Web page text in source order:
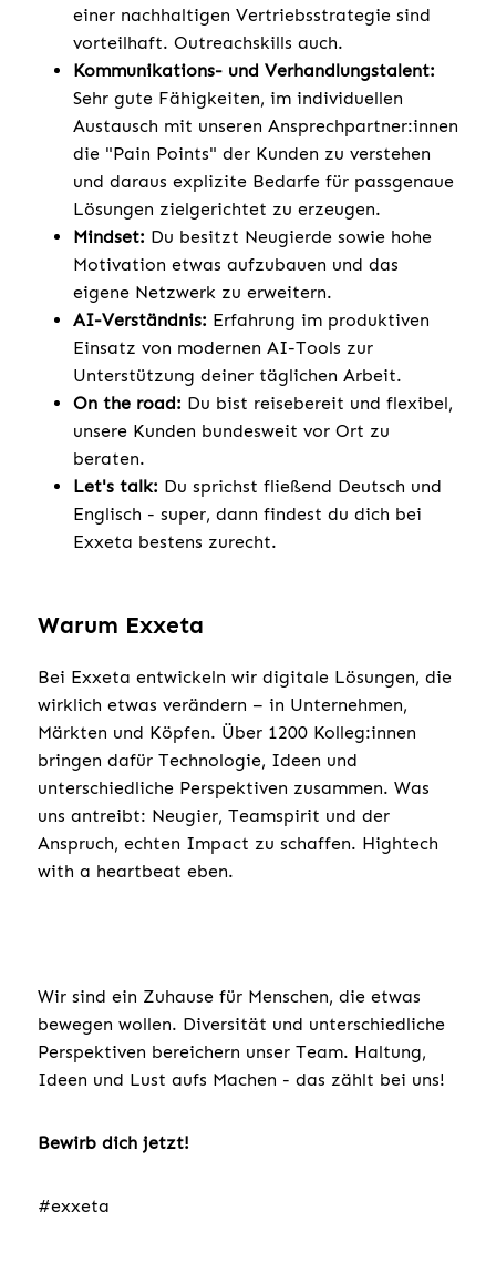
einer nachhaltigen Vertriebsstrategie sind
vorteilhaft. Outreachskills auch.
Kommunikations- und Verhandlungstalent:
Sehr gute Fähigkeiten, im individuellen
Austausch mit unseren Ansprechpartner:innen
die "Pain Points" der Kunden zu verstehen
und daraus explizite Bedarfe für passgenaue
Lösungen zielgerichtet zu erzeugen.
Mindset: Du besitzt Neugierde sowie hohe
Motivation etwas aufzubauen und das
eigene Netzwerk zu erweitern.
AI-Verständnis: Erfahrung im produktiven
Einsatz von modernen AI-Tools zur
Unterstützung deiner täglichen Arbeit.
On the road: Du bist reisebereit und flexibel,
unsere Kunden bundesweit vor Ort zu
beraten.
Let's talk: Du sprichst fließend Deutsch und
Englisch - super, dann findest du dich bei
Exxeta bestens zurecht.
Warum Exxeta
Bei Exxeta entwickeln wir digitale Lösungen, die
wirklich etwas verändern – in Unternehmen,
Märkten und Köpfen. Über 1200 Kolleg:innen
bringen dafür Technologie, Ideen und
unterschiedliche Perspektiven zusammen. Was
uns antreibt: Neugier, Teamspirit und der
Anspruch, echten Impact zu schaffen. Hightech
with a heartbeat eben.
Wir sind ein Zuhause für Menschen, die etwas
bewegen wollen. Diversität und unterschiedliche
Perspektiven bereichern unser Team. Haltung,
Ideen und Lust aufs Machen - das zählt bei uns!
Bewirb dich jetzt!
#exxeta